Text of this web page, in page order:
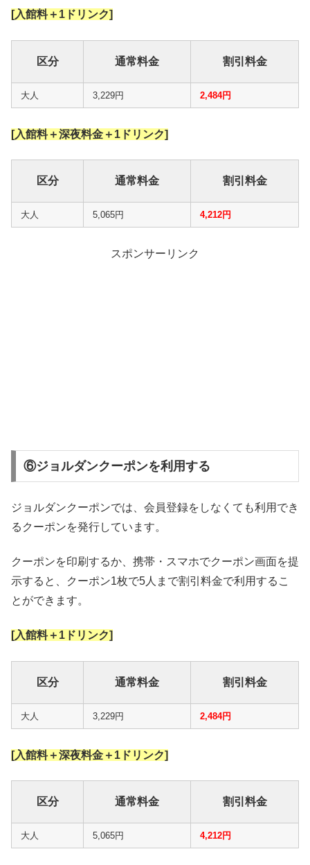
[入館料＋1ドリンク]
区分 通常料金 割引料金
大人 3,229円 2,484円
[入館料＋深夜料金＋1ドリンク]
区分 通常料金 割引料金
大人 5,065円 4,212円
スポンサーリンク
⑥ジョルダンクーポンを利用する
ジョルダンクーポンでは、会員登録をしなくても利用でき
るクーポンを発行しています。
クーポンを印刷するか、携帯・スマホでクーポン画面を提
示すると、クーポン1枚で5人まで割引料金で利用するこ
とができます。
[入館料＋1ドリンク]
区分 通常料金 割引料金
大人 3,229円 2,484円
[入館料＋深夜料金＋1ドリンク]
区分 通常料金 割引料金
大人 5,065円 4,212円